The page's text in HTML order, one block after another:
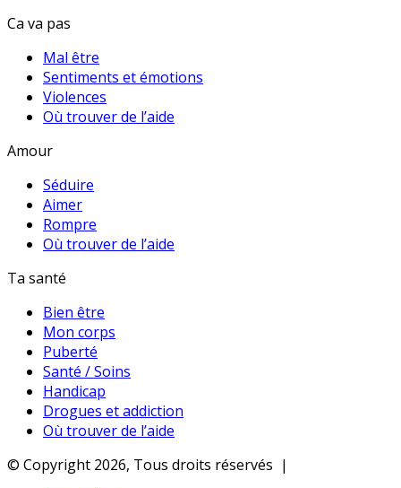
Ca va pas
Mal être
Sentiments et émotions
Violences
Où trouver de l’aide
Amour
Séduire
Aimer
Rompre
Où trouver de l’aide
Ta santé
Bien être
Mon corps
Puberté
Santé / Soins
Handicap
Drogues et addiction
Où trouver de l’aide
© Copyright 2026, Tous droits réservés |